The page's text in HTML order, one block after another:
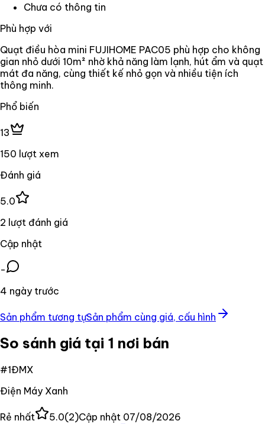
Chưa có thông tin
Phù hợp với
Quạt điều hòa mini FUJIHOME PAC05 phù hợp cho không
gian nhỏ dưới 10m² nhờ khả năng làm lạnh, hút ẩm và quạt
mát đa năng, cùng thiết kế nhỏ gọn và nhiều tiện ích
thông minh.
Phổ biến
13
150 lượt xem
Đánh giá
5.0
2 lượt đánh giá
Cập nhật
-
4 ngày trước
Sản phẩm tương tựSản phẩm cùng giá, cấu hình
So sánh giá tại 1 nơi bán
#1ĐMX
Điện Máy Xanh
Rẻ nhất 5.0(2)Cập nhật 07/08/2026